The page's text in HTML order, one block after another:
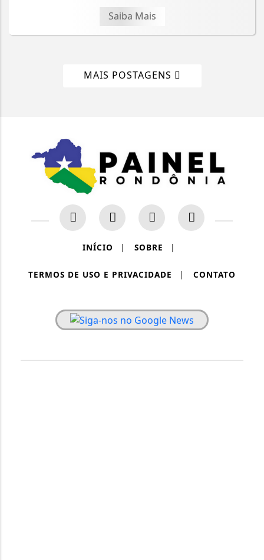
Saiba Mais
MAIS POSTAGENS
INÍCIO | SOBRE |
TERMOS DE USO E PRIVACIDADE | CONTATO